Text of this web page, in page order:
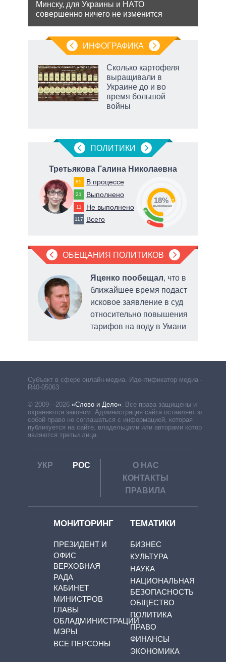
Минску, для Украины и НАТО
совершенно ничего не изменится
ИНФОГРАФИКА
Сколько картофеля
выращивали в
Украине до и во
время большой
войны
ПОЛИТИКИ
Третьякова Галина Николаевна
85 В процессе
21 Выполнено
11 Не выполнено
117 Всего 9
18
73
18%
выполнено
ОБЕЩАНИЯ ПОЛИТИКОВ
Яценко пообещал, что в
ближайшее время подаст
исковое заявление в суд
относительно повышения
тарифов на воду в Умани
Субъект в сфере онлайн-медиа. Идентификатор медиа –
R40-05063
© 2009—2026 «Слово и Дело». Все права защищены и
охраняются законом. Администрация сайта оставляет за
собой право не соглашаться с информацией, которая
публикуется на сайте, владельцами или авторами которой
являются третьи лица.
УКР РОС
О НАС
КОНТАКТЫ
ПРАВИЛА
МОНИТОРИНГ
ПРЕЗИДЕНТ И
ОФИС
ВЕРХОВНАЯ
РАДА
КАБИНЕТ
МИНИСТРОВ
ГЛАВЫ
ОБЛАДМИНИСТРАЦИЙ
МЭРЫ
ВСЕ ПЕРСОНЫ
ТЕМАТИКИ
БИЗНЕС
КУЛЬТУРА
НАУКА
НАЦИОНАЛЬНАЯ
БЕЗОПАСНОСТЬ
ОБЩЕСТВО
ПОЛИТИКА
ПРАВО
ФИНАНСЫ
ЭКОНОМИКА